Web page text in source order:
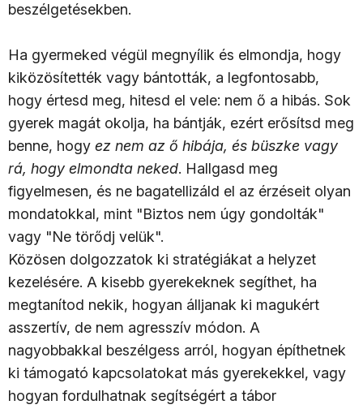
beszélgetésekben.
Ha gyermeked végül megnyílik és elmondja, hogy
kiközösítették vagy bántották, a legfontosabb,
hogy értesd meg, hitesd el vele: nem ő a hibás. Sok
gyerek magát okolja, ha bántják, ezért erősítsd meg
benne, hogy ez nem az ő hibája, és büszke vagy
rá, hogy elmondta neked. Hallgasd meg
figyelmesen, és ne bagatellizáld el az érzéseit olyan
mondatokkal, mint "Biztos nem úgy gondolták"
vagy "Ne törődj velük".
Közösen dolgozzatok ki stratégiákat a helyzet
kezelésére. A kisebb gyerekeknek segíthet, ha
megtanítod nekik, hogyan álljanak ki magukért
asszertív, de nem agresszív módon. A
nagyobbakkal beszélgess arról, hogyan építhetnek
ki támogató kapcsolatokat más gyerekekkel, vagy
hogyan fordulhatnak segítségért a tábor